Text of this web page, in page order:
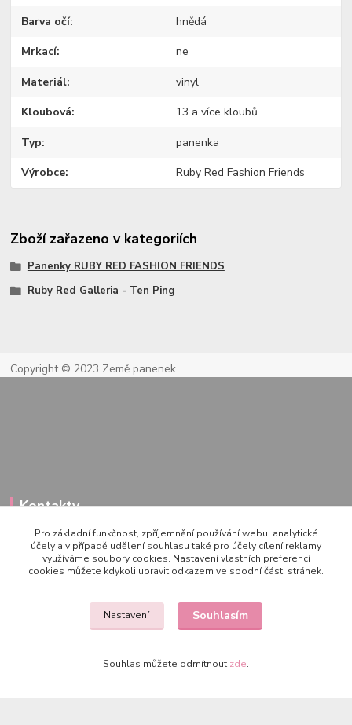
Barva očí hnědá
Mrkací ne
Materiál vinyl
Kloubová 13 a více kloubů
Typ panenka
Výrobce Ruby Red Fashion Friends
Zboží zařazeno v kategoriích
Panenky RUBY RED FASHION FRIENDS
Ruby Red Galleria - Ten Ping
Copyright © 2023 Země panenek
Kontakty
722 000 724
zemepanenek@gmail.com
Pro základní funkčnost, zpříjemnění používání webu, analytické
účely a v případě udělení souhlasu také pro účely cílení reklamy
využíváme soubory cookies. Nastavení vlastních preferencí
cookies můžete kdykoli upravit odkazem ve spodní části stránek.
Nastavení Souhlasím
Souhlas můžete odmítnout zde.